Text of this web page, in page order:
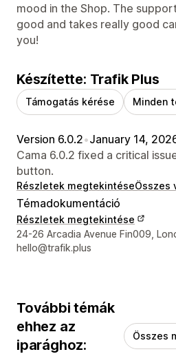
mood in the Shop. The
good and takes really good
you!
Készítette: Trafik Plus
Támogatás kérése Minden
Version 6.0.2•January 14,
Cama 6.0.2 fixed a critical
button.
Részletek megtekintéseÖsszes
Témadokumentáció
Részletek megtekintése
Dizájner kapcsolattartási adatai
24-26 Arcadia Avenue Fin009,
hello@trafik.plus
További témák
ehhez az
iparághoz:
Összes